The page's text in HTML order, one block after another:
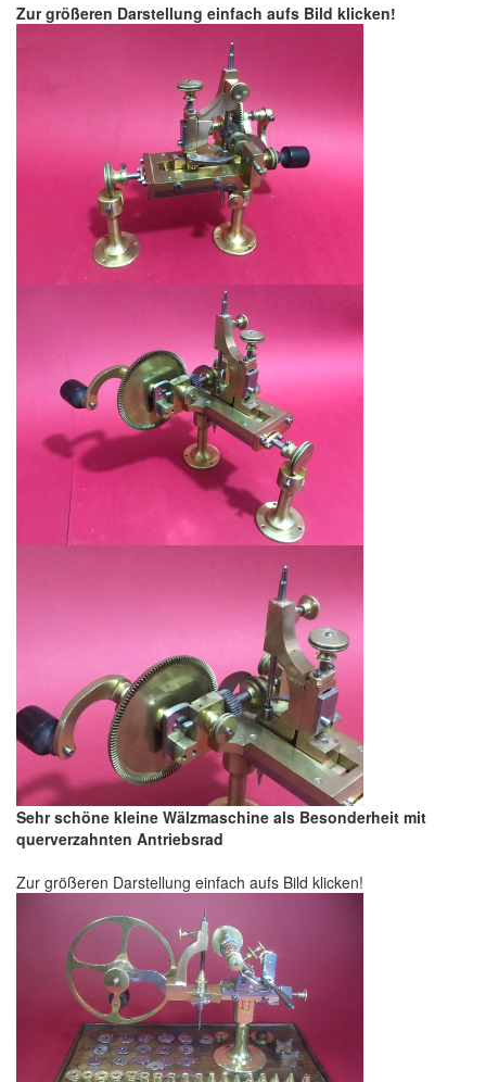
Zur größeren Darstellung einfach aufs Bild klicken!
Sehr schöne kleine Wälzmaschine als Besonderheit mit
querverzahnten Antriebsrad
Zur größeren Darstellung einfach aufs Bild klicken!